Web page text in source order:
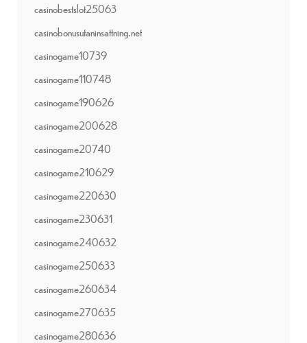
casinobestslot25063
casinobonusutaninsattning.net
casinogame10739
casinogame110748
casinogame190626
casinogame200628
casinogame20740
casinogame210629
casinogame220630
casinogame230631
casinogame240632
casinogame250633
casinogame260634
casinogame270635
casinogame280636